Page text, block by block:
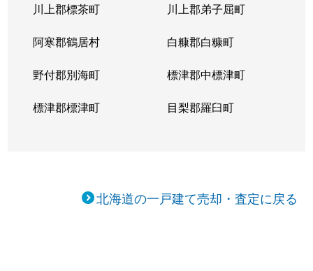
川上郡標茶町 川上郡弟子屈町
阿寒郡鶴居村 白糠郡白糠町
野付郡別海町 標津郡中標津町
標津郡標津町 目梨郡羅臼町
北海道の一戸建て売却・査定に戻る